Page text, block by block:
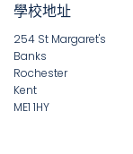
學校地址
254 St Margaret's
Banks
Rochester
Kent
ME1 1HY